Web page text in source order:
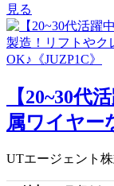
見る
【20~30代
属ワイヤー
UTエージェント